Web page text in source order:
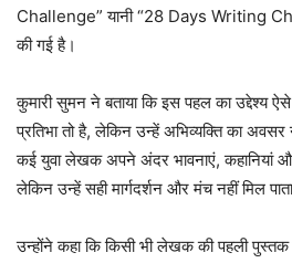
Challenge” यानी “28 Days Writing
की गई है।
कुमारी सुमन ने बताया कि इस पहल का उद्देश्य
प्रतिभा तो है, लेकिन उन्हें अभिव्यक्ति का
कई युवा लेखक अपने अंदर भावनाएं, कहानियां
लेकिन उन्हें सही मार्गदर्शन और मंच नहीं मिल
उन्होंने कहा कि किसी भी लेखक की पहली पुस्तक